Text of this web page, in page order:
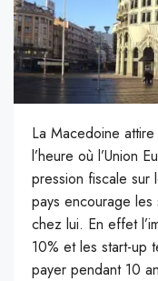
La Macedoine
l’heure où l’Union
pression fiscale sur
pays encourage les
chez lui. En effet
10% et les start-up
payer pendant 10